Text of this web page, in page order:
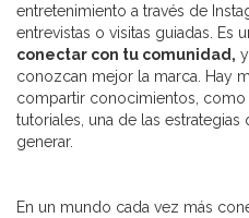
entretenimiento a través de
entrevistas o visitas guiadas. Es
conectar con tu comunidad,
conozcan mejor la marca. Hay
compartir conocimientos,
tutoriales, una de las
generar.
En un mundo cada vez más